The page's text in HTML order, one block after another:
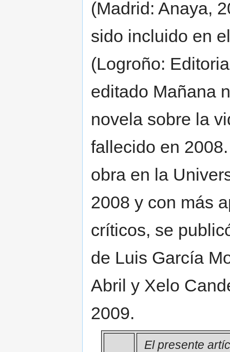
(Madrid: Anaya,
sido incluido en
(Logroño:
editado Mañana
novela sobre la
fallecido en
obra en la
2008 y con más
críticos, se
de Luis García
Abril y Xelo
2009.
El presente